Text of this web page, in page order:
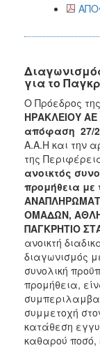
για το
Ο Πρόεδρος της
ΗΡΑΚΛΕΙΟΥ
απόφαση 27/
Α.Α.Η και την
της
ανοικτός
προμήθεια
ΟΜΑΔΩΝ,
ΠΑΓΚΡΗΤΙΟ
ανοικτή
διαγωνισμός
συνολική
προμήθεια,
συμμετοχή
κατάθεση
καθαρού ποσό,